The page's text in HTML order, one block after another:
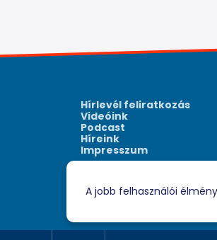
Hírlevél feliratkozás
Videóink
Podcast
Híreink
Impresszum
A jobb felhasználói